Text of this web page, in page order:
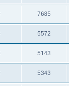
7685
5572
5143
5343